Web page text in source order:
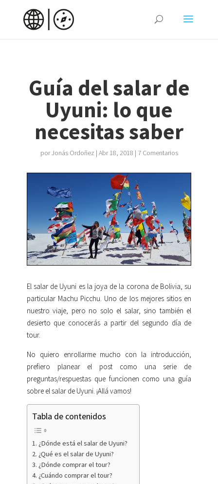
Guía del salar de
Uyuni: lo que
necesitas saber
porJonás Ordoñez | Abr 18, 2018 | 7 Comentarios
El salar de Uyuni es la joya de la corona de Bolivia, su
particular Machu Picchu. Uno de los mejores sitios en
nuestro viaje, pero no solo el salar, sino también el
desierto que conocerás a partir del segundo día de
tour.
No quiero enrollarme mucho con la introducción,
prefiero planear el post como una serie de
preguntas/respuestas que funcionen como una guía
sobre el salar de Uyuni. ¡Allá vamos!
Tabla de contenidos
¿Dónde está el salar de Uyuni?
¿Qué es el salar de Uyuni?
¿Dónde comprar el tour?
¿Cuándo comprar el tour?